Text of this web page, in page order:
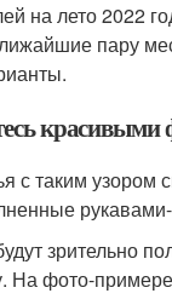
на лето 2022
пару
с таким узором
зрительно
На фото-